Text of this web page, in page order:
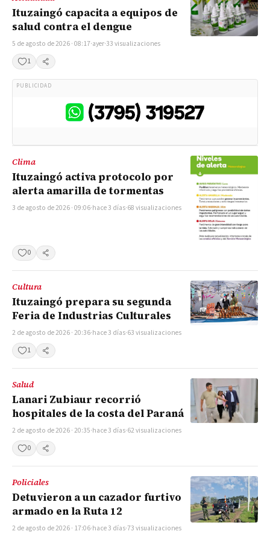
Ituzaingó capacita a equipos de
salud contra el dengue
5 de agosto de 2026 · 08:17·ayer·33 visualizaciones
1
Compartir
PUBLICIDAD
Clima
Ituzaingó activa protocolo por
alerta amarilla de tormentas
3 de agosto de 2026 · 09:06·hace 3 días·68 visualizaciones
0 Compartir
Cultura
Ituzaingó prepara su segunda
Feria de Industrias Culturales
2 de agosto de 2026 · 20:36·hace 3 días·63 visualizaciones
1
Compartir
Salud
Lanari Zubiaur recorrió
hospitales de la costa del Paraná
2 de agosto de 2026 · 20:35·hace 3 días·62 visualizaciones
0
Compartir
Policiales
Detuvieron a un cazador furtivo
armado en la Ruta 12
2 de agosto de 2026 · 17:06·hace 3 días·73 visualizaciones